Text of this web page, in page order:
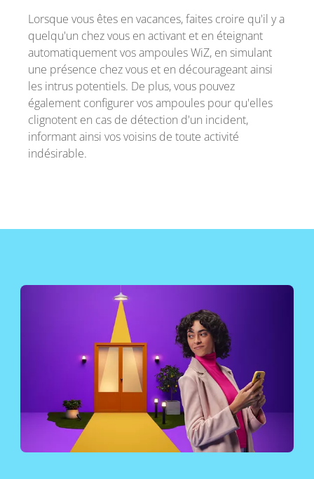
Lorsque vous êtes en vacances, faites croire qu'il y a
quelqu'un chez vous en activant et en éteignant
automatiquement vos ampoules WiZ, en simulant
une présence chez vous et en décourageant ainsi
les intrus potentiels. De plus, vous pouvez
également configurer vos ampoules pour qu'elles
clignotent en cas de détection d'un incident,
informant ainsi vos voisins de toute activité
indésirable.